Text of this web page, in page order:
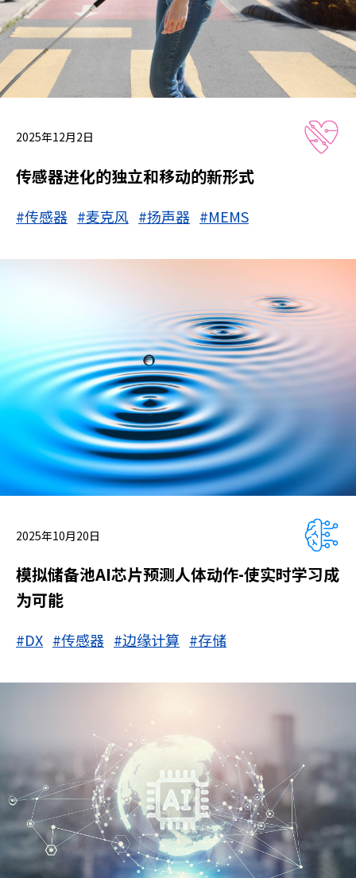
2025年12月2日
传感器进化的独立和移动的新形式
#传感器 #麦克风 #扬声器 #MEMS
2025年10月20日
模拟储备池AI芯片预测人体动作-使实时学习成
为可能
#DX #传感器 #边缘计算 #存储